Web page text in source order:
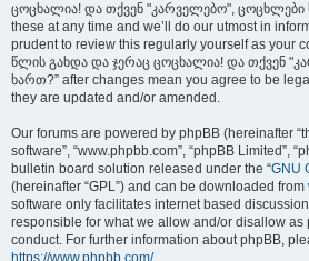
ცოცხალია! და თქვენ "კარველებო", ცოცხლები
these at any time and we’ll do our utmost in
prudent to review this regularly yourself as your
წლის გახდა და ჯერაც ცოცხალია! და თქვენ
ხართ?” after changes mean you agree to be
they are updated and/or amended.
Our forums are powered by phpBB (hereinafter
software”, “www.phpbb.com”, “phpBB Limited”,
bulletin board solution released under the “GNU
(hereinafter “GPL”) and can be downloaded from
software only facilitates internet based
responsible for what we allow and/or disallow as
conduct. For further information about phpBB,
https://www.phpbb.com/.